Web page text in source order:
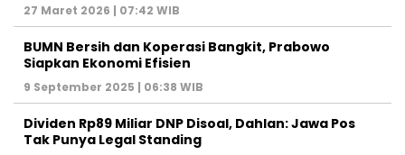
27 Maret 2026 | 07:42 WIB
BUMN Bersih dan Koperasi Bangkit, Prabowo
Siapkan Ekonomi Efisien
9 September 2025 | 06:38 WIB
Dividen Rp89 Miliar DNP Disoal, Dahlan: Jawa Pos
Tak Punya Legal Standing